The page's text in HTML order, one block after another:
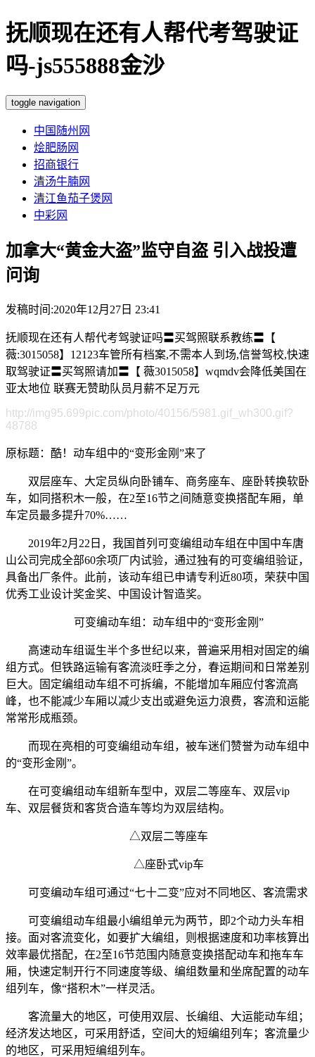
抚顺现在还有人帮代考驾驶证
吗-js555888金沙
toggle navigation
中国随州网
烩肥肠网
招商银行
清汤牛腩网
清江鱼茄子煲网
中彩网
加拿大“黄金大盗”监守自盗 引入战投遭
问询
发稿时间:2020年12月27日 23:41
抚顺现在还有人帮代考驾驶证吗〓买驾照联系教练〓【
薇:3015058】12123车管所有档案,不需本人到场,信誉驾校,快速
取驾驶证〓买驾照请加〓【 薇3015058】wqmdv会降低美国在
亚太地位 联赛无赞助队员月薪不足万元
http://img95.699pic.com/photo/40156/5981.gif_wh300.gif?
48788
原标题：酷！动车组中的“变形金刚”来了
双层座车、大定员纵向卧铺车、商务座车、座卧转换软卧
车，如同搭积木一般，在2至16节之间随意变换搭配车厢，单
车定员最多提升70%……
2019年2月22日，我国首列可变编组动车组在中国中车唐
山公司完成全部60余项厂内试验，通过独有的可变编组验证，
具备出厂条件。此前，该动车组已申请专利近80项，荣获中国
优秀工业设计奖金奖、中国设计智造奖。
可变编动车组：动车组中的“变形金刚”
高速动车组诞生半个多世纪以来，普遍采用相对固定的编
组方式。但铁路运输有客流淡旺季之分，春运期间和日常差别
巨大。固定编组动车组不可拆编，不能增加车厢应付客流高
峰，也不能减少车厢以减少支出或避免运力浪费，客流和运能
常常形成瓶颈。
而现在亮相的可变编组动车组，被车迷们赞誉为动车组中
的“变形金刚”。
在可变编组动车组新车型中，双层二等座车、双层vip
车、双层餐货和客货合造车等均为双层结构。
△双层二等座车
△座卧式vip车
可变编动车组可通过“七十二变”应对不同地区、客流需求
可变编组动车组最小编组单元为两节，即2个动力头车相
接。面对客流变化，如要扩大编组，则根据速度和功率核算出
效率最优搭配，在2至16节范围内随意变换搭配动车和拖车车
厢，快速定制开行不同速度等级、编组数量和坐席配置的动车
组列车，像“搭积木”一样灵活。
客流量大的地区，可使用双层、长编组、大运能动车组；
经济发达地区，可采用舒适，空间大的短编组列车；客流量少
的地区，可采用短编组列车。